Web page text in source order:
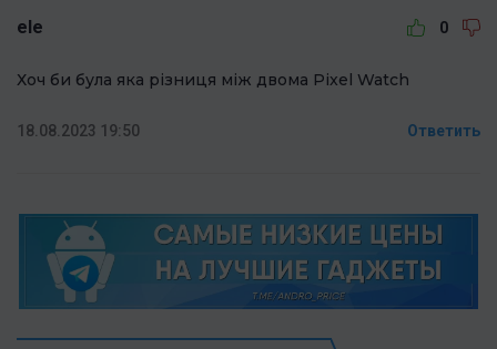
ele 0
Хоч би була яка різниця між двома Pixel Watch
18.08.2023 19:50 Ответить